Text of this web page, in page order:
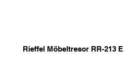
Rieffel Möbeltresor RR-213 E